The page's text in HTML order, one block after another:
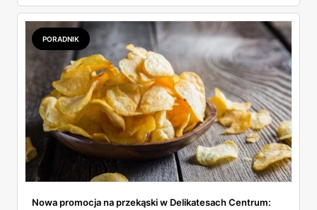
PORADNIK
Nowa promocja na przekąski w Delikatesach Centrum: